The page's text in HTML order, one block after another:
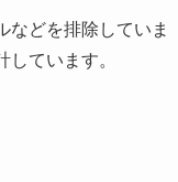
などを排除していま
ています。